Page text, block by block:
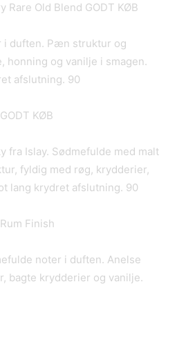
Rare Old Blend GODT KØB
i duften. Pæn struktur og
honning og vanilje i smagen.
afslutning. 90
KØB
fra Islay. Sødmefulde med malt
fyldig med røg, krydderier,
lang krydret afslutning. 90
Finish
noter i duften. Anelse
bagte krydderier og vanilje.